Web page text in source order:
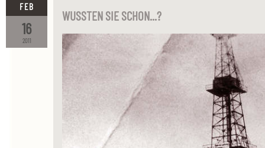
2011
16
FEB
WUSSTEN SIE SCHON...?